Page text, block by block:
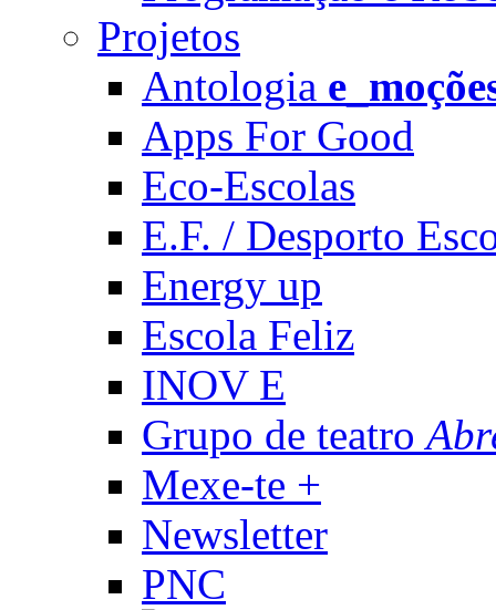
Projetos
Antologia
Apps For Good
Eco-Escolas
E.F. / Desporto
Energy up
Escola Feliz
INOV E
Grupo de teatro
Mexe-te +
Newsletter
PNC